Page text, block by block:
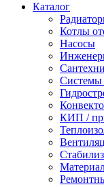
Каталог
Котлы
Насосы
Системы
КИП /